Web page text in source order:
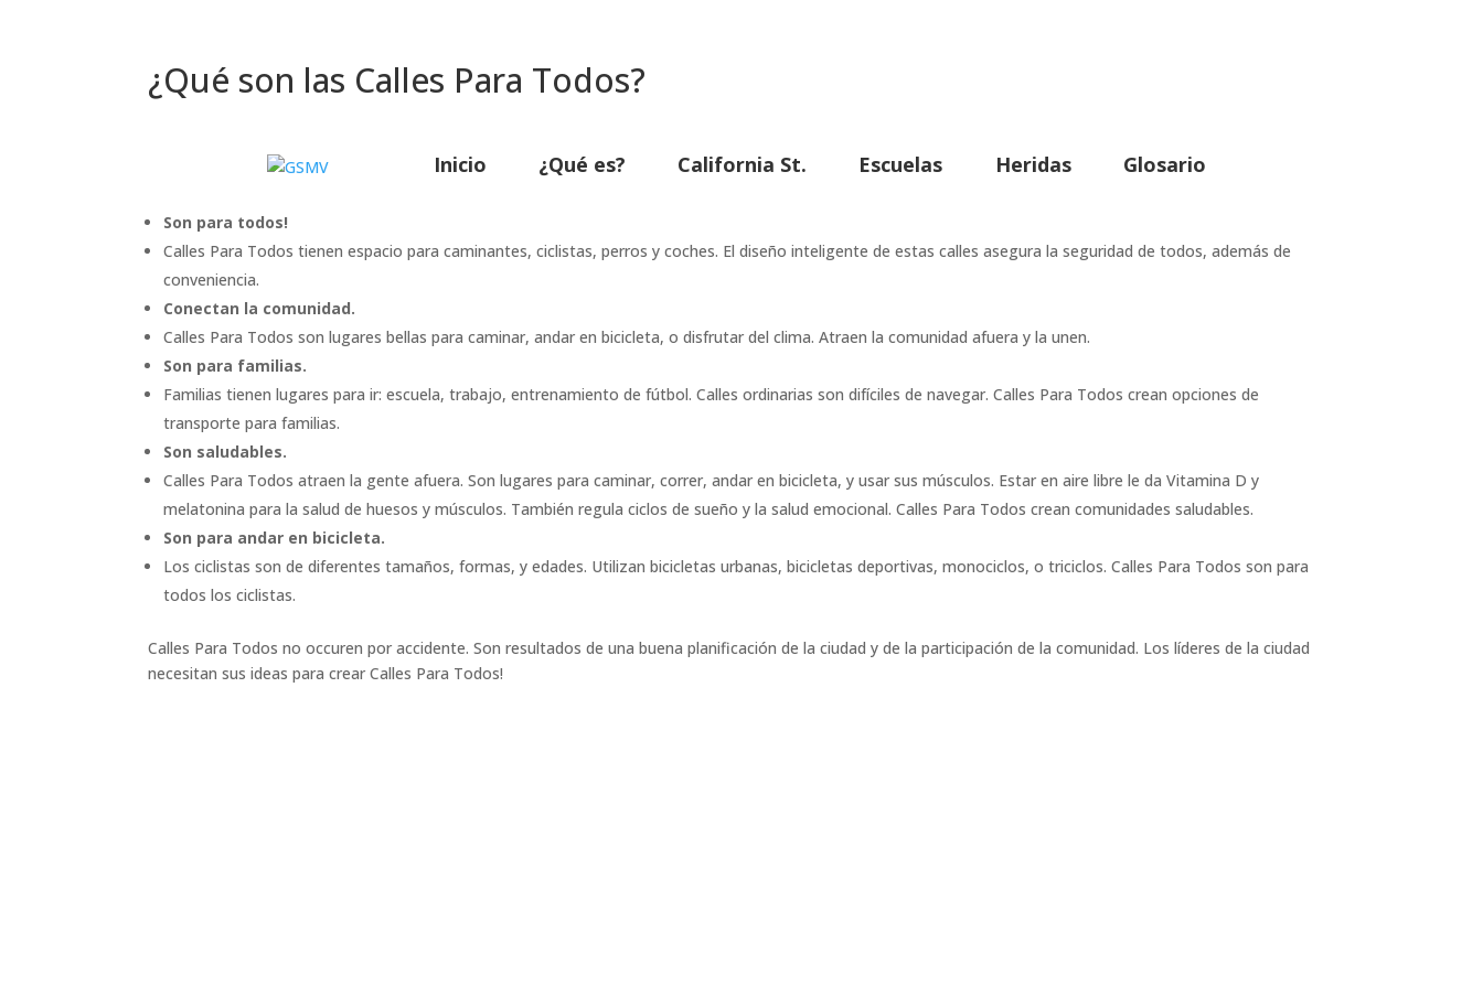
¿Qué son las Calles Para Todos?
Inicio ¿Qué es? California St. Escuelas Heridas Glosario
Son para todos!
Calles Para Todos tienen espacio para caminantes, ciclistas, perros y coches. El diseño inteligente de estas calles asegura la seguridad de todos, además de
conveniencia.
Conectan la comunidad.
Calles Para Todos son lugares bellas para caminar, andar en bicicleta, o disfrutar del clima. Atraen la comunidad afuera y la unen.
Son para familias.
Familias tienen lugares para ir: escuela, trabajo, entrenamiento de fútbol. Calles ordinarias son difíciles de navegar. Calles Para Todos crean opciones de
transporte para familias.
Son saludables.
Calles Para Todos atraen la gente afuera. Son lugares para caminar, correr, andar en bicicleta, y usar sus músculos. Estar en aire libre le da Vitamina D y
melatonina para la salud de huesos y músculos. También regula ciclos de sueño y la salud emocional. Calles Para Todos crean comunidades saludables.
Son para andar en bicicleta.
Los ciclistas son de diferentes tamaños, formas, y edades. Utilizan bicicletas urbanas, bicicletas deportivas, monociclos, o triciclos. Calles Para Todos son para
todos los ciclistas.
Calles Para Todos no occuren por accidente. Son resultados de una buena planificación de la ciudad y de la participación de la comunidad. Los líderes de la ciudad
necesitan sus ideas para crear Calles Para Todos!